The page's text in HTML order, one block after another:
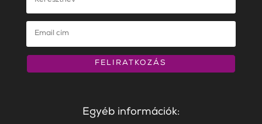
FELIRATKOZÁS
Egyéb információk: